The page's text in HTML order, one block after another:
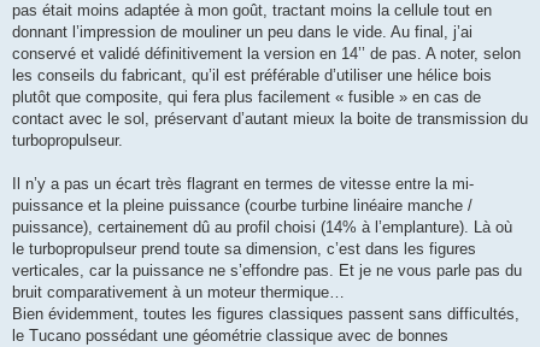
pas était moins adaptée à mon goût, tractant moins la cellule tout en
donnant l’impression de mouliner un peu dans le vide. Au final, j’ai
conservé et validé définitivement la version en 14’’ de pas. A noter, selon
les conseils du fabricant, qu’il est préférable d’utiliser une hélice bois
plutôt que composite, qui fera plus facilement « fusible » en cas de
contact avec le sol, préservant d’autant mieux la boite de transmission du
turbopropulseur.
Il n’y a pas un écart très flagrant en termes de vitesse entre la mi-
puissance et la pleine puissance (courbe turbine linéaire manche /
puissance), certainement dû au profil choisi (14% à l’emplanture). Là où
le turbopropulseur prend toute sa dimension, c’est dans les figures
verticales, car la puissance ne s’effondre pas. Et je ne vous parle pas du
bruit comparativement à un moteur thermique…
Bien évidemment, toutes les figures classiques passent sans difficultés,
le Tucano possédant une géométrie classique avec de bonnes